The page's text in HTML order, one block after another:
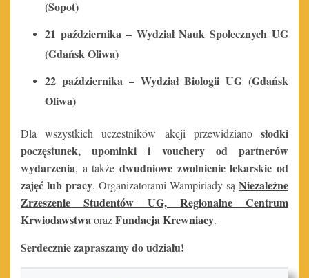
(Sopot)
21 października – Wydział Nauk Społecznych UG
(Gdańsk Oliwa)
22 października – Wydział Biologii UG (Gdańsk
Oliwa)
Dla wszystkich uczestników akcji przewidzianosłodki
poczęstunek, upominki i vouchery od partnerów
wydarzenia, a także dwudniowe zwolnienie lekarskie od
zajęć lub pracy. Organizatorami Wampiriady są Niezależne
Zrzeszenie Studentów UG, Regionalne Centrum
KrwiodawstwaorazFundacja Krewniacy.
Serdecznie zapraszamy do udziału!